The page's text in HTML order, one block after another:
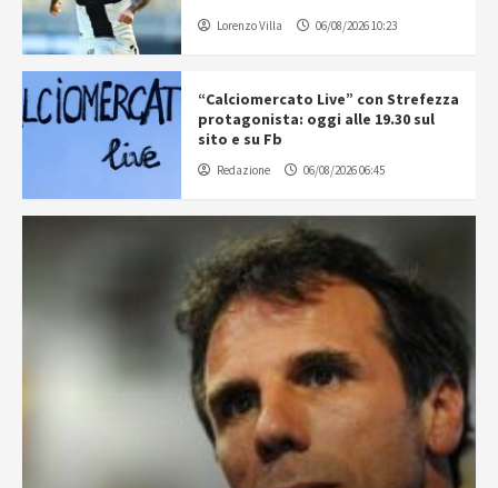
Lorenzo Villa 06/08/2026 10:23
“Calciomercato Live” con Strefezza
protagonista: oggi alle 19.30 sul
sito e su Fb
Redazione 06/08/2026 06:45